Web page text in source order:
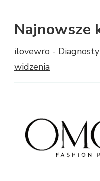
Najnowsze
ilovewro -
widzenia